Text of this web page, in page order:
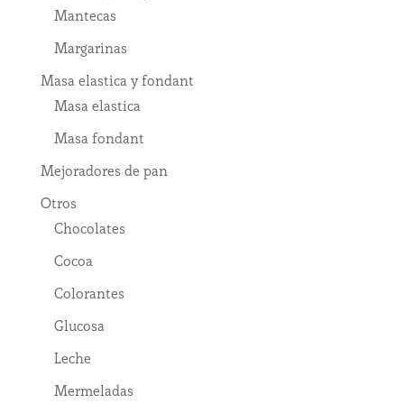
Mantecas
Margarinas
Masa elastica y fondant
Masa elastica
Masa fondant
Mejoradores de pan
Otros
Chocolates
Cocoa
Colorantes
Glucosa
Leche
Mermeladas